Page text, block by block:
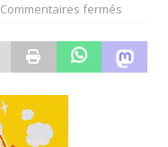
Commentaires fermés